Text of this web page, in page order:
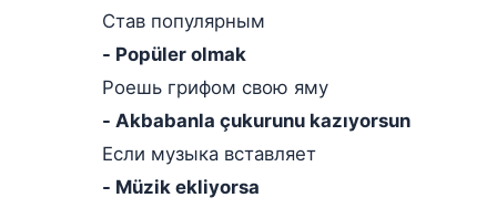
Став популярным
- Popüler olmak
Роешь грифом свою яму
- Akbabanla çukurunu kazıyorsun
Если музыка вставляет
- Müzik ekliyorsa